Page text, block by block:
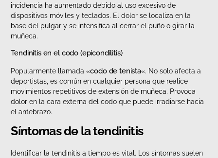
incidencia ha aumentado debido al uso excesivo de
dispositivos móviles y teclados. El dolor se localiza en la
base del pulgar y se intensifica al cerrar el puño o girar la
muñeca.
Tendinitis en el codo (epicondilitis)
Popularmente llamada «codo de tenista«. No solo afecta a
deportistas, es común en cualquier persona que realice
movimientos repetitivos de extensión de muñeca. Provoca
dolor en la cara externa del codo que puede irradiarse hacia
el antebrazo.
Síntomas de la tendinitis
Identificar la tendinitis a tiempo es vital. Los síntomas suelen